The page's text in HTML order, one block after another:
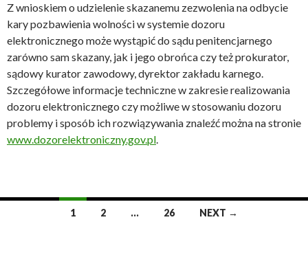
Z wnioskiem o udzielenie skazanemu zezwolenia na odbycie
kary pozbawienia wolności w systemie dozoru
elektronicznego może wystąpić do sądu penitencjarnego
zarówno sam skazany, jak i jego obrońca czy też prokurator,
sądowy kurator zawodowy, dyrektor zakładu karnego.
Szczegółowe informacje techniczne w zakresie realizowania
dozoru elektronicznego czy możliwe w stosowaniu dozoru
problemy i sposób ich rozwiązywania znaleźć można na stronie
www.dozorelektroniczny.gov.pl.
1 2 … 26 NEXT →